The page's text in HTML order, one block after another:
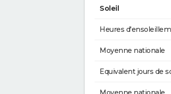
Soleil
Heures
Moyenne nationale
Equivalent jours de